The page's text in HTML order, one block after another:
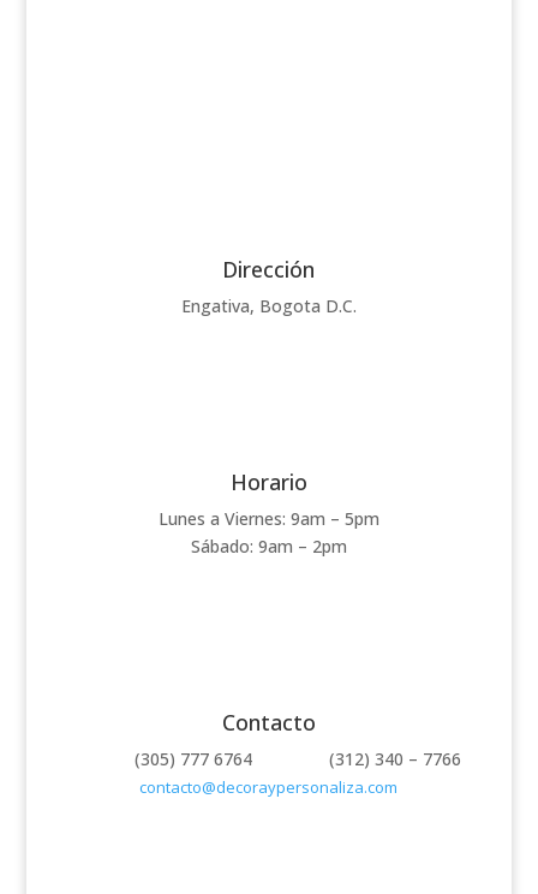
Dirección
Engativa, Bogota D.C.
Horario
Lunes a Viernes: 9am – 5pm
Sábado: 9am – 2pm
Contacto
(305) 777 6764 (312) 340 – 7766
contacto@decoraypersonaliza.com